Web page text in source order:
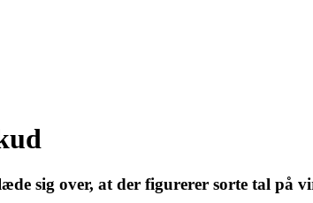
sig over, at der figurerer sorte tal på